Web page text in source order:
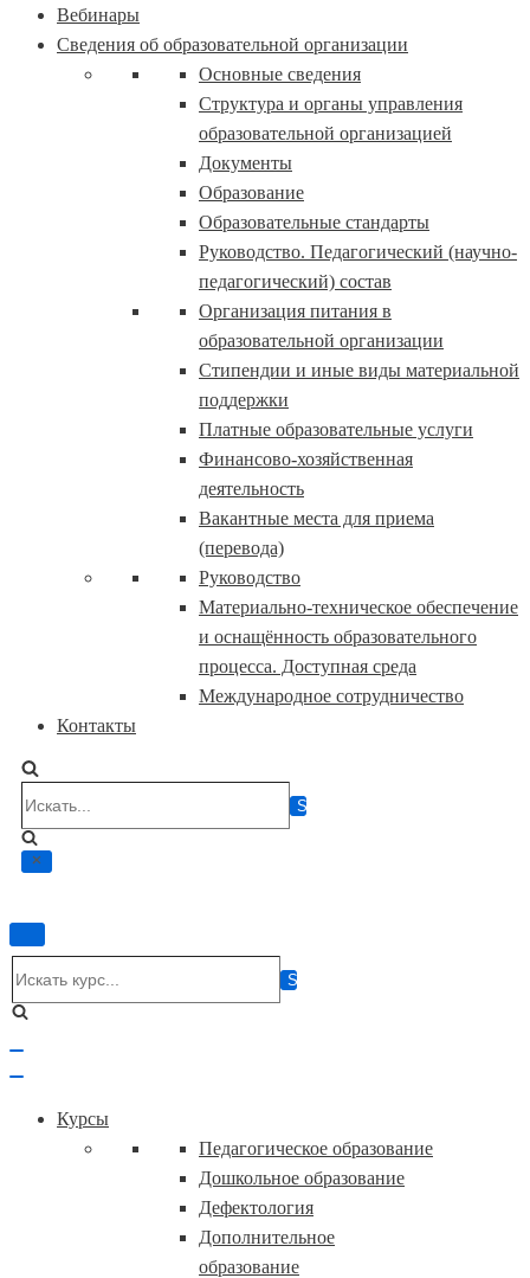
Вебинары
Сведения об образовательной организации
Основные сведения
Структура и органы управления
образовательной организацией
Документы
Образование
Образовательные стандарты
Руководство. Педагогический (научно-
педагогический) состав
Организация питания в
образовательной организации
Стипендии и иные виды материальной
поддержки
Платные образовательные услуги
Финансово-хозяйственная
деятельность
Вакантные места для приема
(перевода)
Руководство
Материально-техническое обеспечение
и оснащённость образовательного
процесса. Доступная среда
Международное сотрудничество
Контакты
Показать/
Скрыть
навигацию
Скрыть
Курсы
Педагогическое образование
Дошкольное образование
Дефектология
Дополнительное
образование